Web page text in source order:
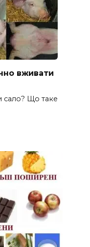
вживати
сало? Що таке